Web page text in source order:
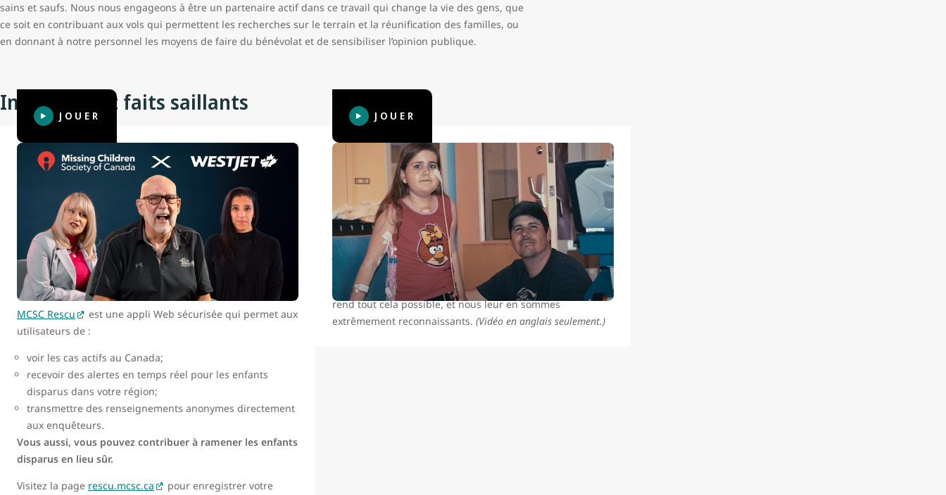
sains et saufs. Nous nous engageons à être un partenaire actif dans ce travail qui change la vie des gens, que
ce soit en contribuant aux vols qui permettent les recherches sur le terrain et la réunification des familles, ou
en donnant à notre personnel les moyens de faire du bénévolat et de sensibiliser l’opinion publique.
Initiatives et faits saillants
JOUER
MCSC Rescu : joignez-vous à la
recherche
Dans le monde numérique d’aujourd’hui, le principal
moyen pour retrouver les enfants disparus réside dans
une mobilisation rapide et généralisée – et la SCED a créé
un outil qui permet à chacun d’entre nous d’apporter sa
contribution.
MCSC Rescu
est une appli Web sécurisée qui permet aux
utilisateurs de :
voir les cas actifs au Canada;
recevoir des alertes en temps réel pour les enfants
disparus dans votre région;
transmettre des renseignements anonymes directement
aux enquêteurs.
Vous aussi, vous pouvez contribuer à ramener les enfants
disparus en lieu sûr.
Visitez la page rescu.mcsc.ca
pour enregistrer votre
JOUER
WestJet célèbre 15 ans à venir en aide
aux enfants
Chez WestJet, nous nous engageons à avoir un impact
positif sur la santé et le bien-être des enfants et des
jeunes canadiens. Entre 2007 et 2022, nous avons fait don
de plus de 100 000 vols à nos organismes de bienfaisance.
Le soutien continu de nos invités voyageant avec nous
rend tout cela possible, et nous leur en sommes
extrêmement reconnaissants. (Vidéo en anglais seulement.)